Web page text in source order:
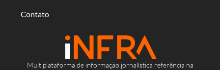
Multiplataforma de informação jornalística referência na
Contato